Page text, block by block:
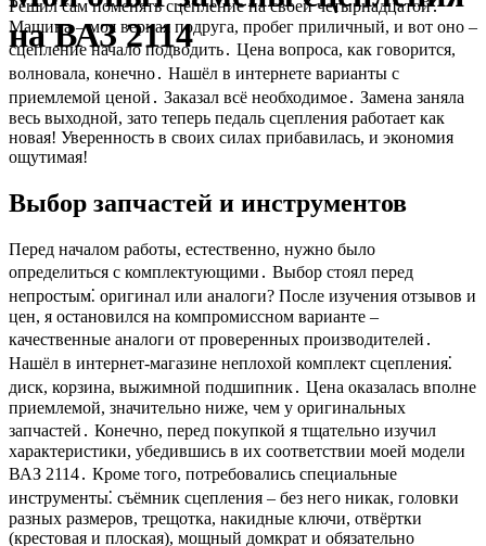
на ВАЗ 2114
Решил сам поменять сцепление на своей четырнадцатой․
Машина – моя верная подруга, пробег приличный, и вот оно –
сцепление начало подводить․ Цена вопроса, как говорится,
волновала, конечно․ Нашёл в интернете варианты с
приемлемой ценой․ Заказал всё необходимое․ Замена заняла
весь выходной, зато теперь педаль сцепления работает как
новая! Уверенность в своих силах прибавилась, и экономия
ощутимая!
Выбор запчастей и инструментов
Перед началом работы, естественно, нужно было
определиться с комплектующими․ Выбор стоял перед
непростым⁚ оригинал или аналоги? После изучения отзывов и
цен, я остановился на компромиссном варианте –
качественные аналоги от проверенных производителей․
Нашёл в интернет-магазине неплохой комплект сцепления⁚
диск, корзина, выжимной подшипник․ Цена оказалась вполне
приемлемой, значительно ниже, чем у оригинальных
запчастей․ Конечно, перед покупкой я тщательно изучил
характеристики, убедившись в их соответствии моей модели
ВАЗ 2114․ Кроме того, потребовались специальные
инструменты⁚ съёмник сцепления – без него никак, головки
разных размеров, трещотка, накидные ключи, отвёртки
(крестовая и плоская), мощный домкрат и обязательно